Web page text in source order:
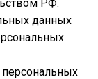
РФ.
данных
персональных